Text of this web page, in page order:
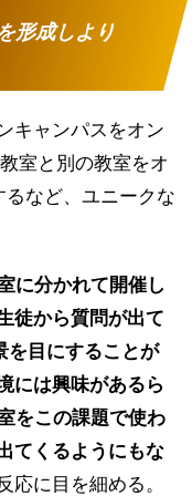
形成しより
キャンパスをオン
室と別の教室をオ
など、ユニークな
に分かれて開催し
徒から質問が出て
を目にすることが
には興味があるら
をこの課題で使わ
てくるようにもな
応に目を細める。